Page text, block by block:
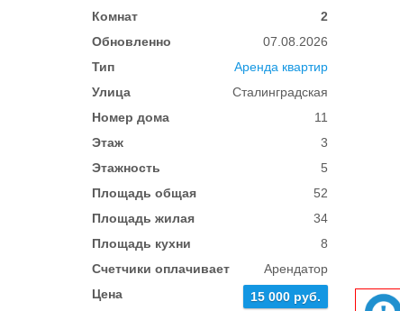
Комнат
2
Обновленно
07.08.2026
Тип
Аренда квартир
Улица
Сталинградская
Номер дома
11
Этаж
3
Этажность
5
Площадь общая
52
Площадь жилая
34
Площадь кухни
8
Счетчики оплачивает
Арендатор
Цена
15 000 руб.